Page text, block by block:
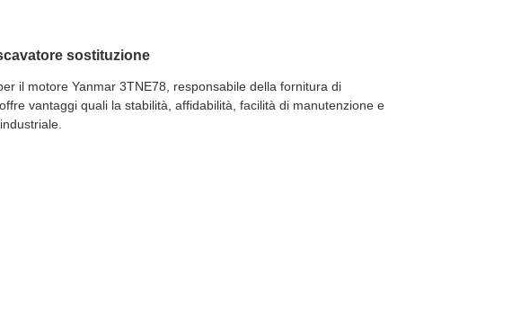
sostituzione
il motore Yanmar 3TNE78, responsabile della fornitura di
vantaggi quali la stabilità, affidabilità, facilità di manutenzione e